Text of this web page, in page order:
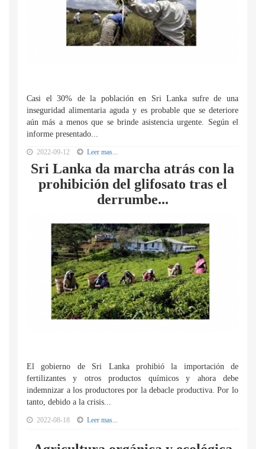
Casi el 30% de la población en Sri Lanka sufre de una
inseguridad alimentaria aguda y es probable que se deteriore
aún más a menos que se brinde asistencia urgente. Según el
informe presentado...
2022-09-12 Leer mas...
Sri Lanka da marcha atrás con la
prohibición del glifosato tras el
derrumbe...
El gobierno de Sri Lanka prohibió la importación de
fertilizantes y otros productos químicos y ahora debe
indemnizar a los productores por la debacle productiva. Por lo
tanto, debido a la crisis...
2022-08-18 Leer mas...